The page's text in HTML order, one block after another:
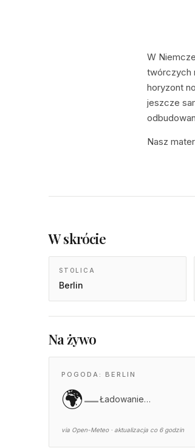
W
twórczych
horyzont
jeszcze
Nasz
W skrócie
STOLICA
Berlin
Na żywo
POGODA: BERLIN
🌍—Ładowanie…
via Open-Meteo · aktualizacja co 6 godzin